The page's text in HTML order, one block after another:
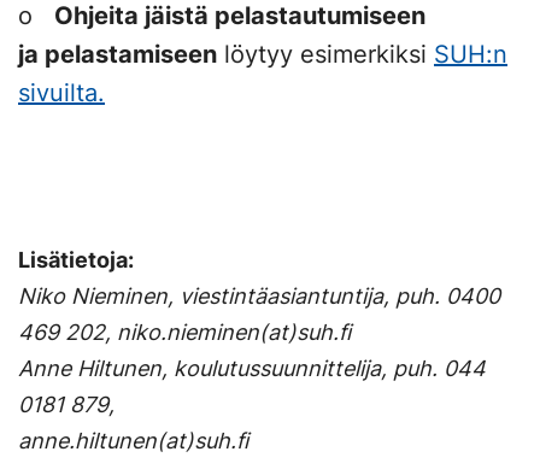
o Ohjeita jäistä pelastautumiseen
ja pelastamiseen löytyy esimerkiksi SUH:n
sivuilta.
Lisätietoja:
Niko Nieminen, viestintäasiantuntija, puh. 0400
469 202, niko.nieminen(at)suh.fi
Anne Hiltunen, koulutussuunnittelija, puh. 044
0181 879,
anne.hiltunen(at)suh.fi